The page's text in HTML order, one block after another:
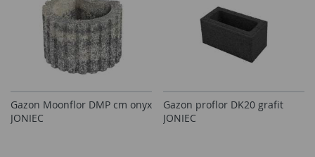
Gazon Moonflor DMP cm onyx
JONIEC
Gazon proflor DK20 grafit
JONIEC